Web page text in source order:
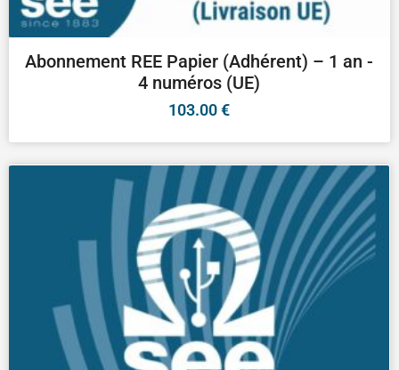
Abonnement REE Papier (Adhérent) – 1 an -
4 numéros (UE)
103.00€